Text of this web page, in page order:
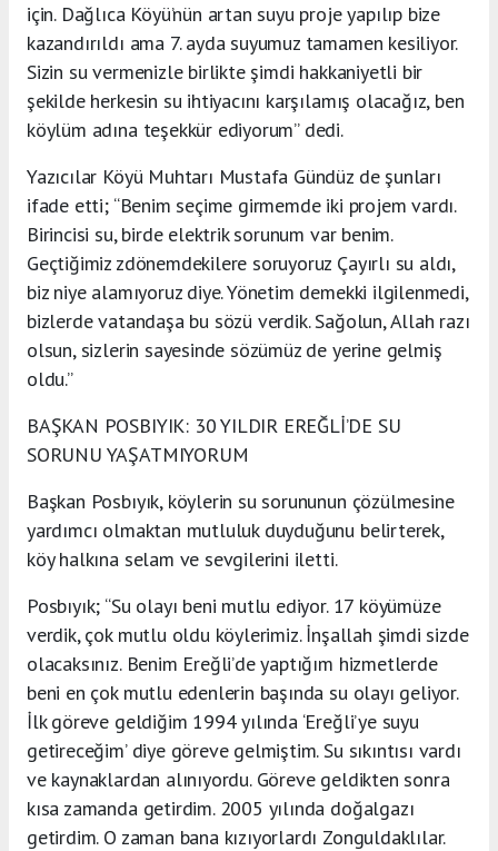
için. Dağlıca Köyü’nün artan suyu proje yapılıp bize
kazandırıldı ama 7. ayda suyumuz tamamen kesiliyor.
Sizin su vermenizle birlikte şimdi hakkaniyetli bir
şekilde herkesin su ihtiyacını karşılamış olacağız, ben
köylüm adına teşekkür ediyorum” dedi.
Yazıcılar Köyü Muhtarı Mustafa Gündüz de şunları
ifade etti; “Benim seçime girmemde iki projem vardı.
Birincisi su, birde elektrik sorunum var benim.
Geçtiğimiz zdönemdekilere soruyoruz Çayırlı su aldı,
biz niye alamıyoruz diye. Yönetim demekki ilgilenmedi,
bizlerde vatandaşa bu sözü verdik. Sağolun, Allah razı
olsun, sizlerin sayesinde sözümüz de yerine gelmiş
oldu.”
BAŞKAN POSBIYIK: 30 YILDIR EREĞLİ’DE SU
SORUNU YAŞATMIYORUM
Başkan Posbıyık, köylerin su sorununun çözülmesine
yardımcı olmaktan mutluluk duyduğunu belirterek,
köy halkına selam ve sevgilerini iletti.
Posbıyık; “Su olayı beni mutlu ediyor. 17 köyümüze
verdik, çok mutlu oldu köylerimiz. İnşallah şimdi sizde
olacaksınız. Benim Ereğli’de yaptığım hizmetlerde
beni en çok mutlu edenlerin başında su olayı geliyor.
İlk göreve geldiğim 1994 yılında ‘Ereğli’ye suyu
getireceğim’ diye göreve gelmiştim. Su sıkıntısı vardı
ve kaynaklardan alınıyordu. Göreve geldikten sonra
kısa zamanda getirdim. 2005 yılında doğalgazı
getirdim. O zaman bana kızıyorlardı Zonguldaklılar.